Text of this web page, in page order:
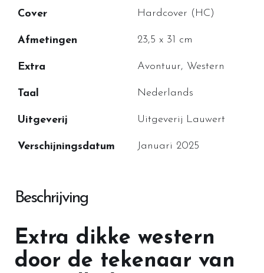
Cover Hardcover (HC)
Afmetingen 23,5 x 31 cm
Extra Avontuur, Western
Taal Nederlands
Uitgeverij Uitgeverij Lauwert
Verschijningsdatum Januari 2025
Beschrijving
Extra dikke western
door de tekenaar van